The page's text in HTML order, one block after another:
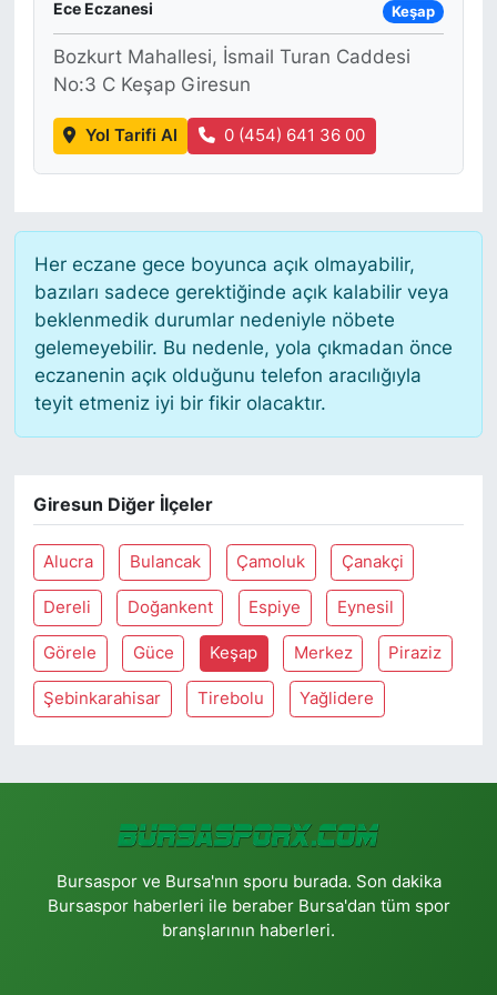
Ece Eczanesi Keşap
Bozkurt Mahallesi, İsmail Turan Caddesi
No:3 C Keşap Giresun
Yol Tarifi Al 0 (454) 641 36 00
Her eczane gece boyunca açık olmayabilir,
bazıları sadece gerektiğinde açık kalabilir veya
beklenmedik durumlar nedeniyle nöbete
gelemeyebilir. Bu nedenle, yola çıkmadan önce
eczanenin açık olduğunu telefon aracılığıyla
teyit etmeniz iyi bir fikir olacaktır.
Giresun Diğer İlçeler
Alucra Bulancak Çamoluk Çanakçi
Dereli Doğankent Espiye Eynesil
Görele Güce Keşap Merkez Piraziz
Şebinkarahisar Tirebolu Yağlidere
Bursaspor ve Bursa'nın sporu burada. Son dakika
Bursaspor haberleri ile beraber Bursa'dan tüm spor
branşlarının haberleri.